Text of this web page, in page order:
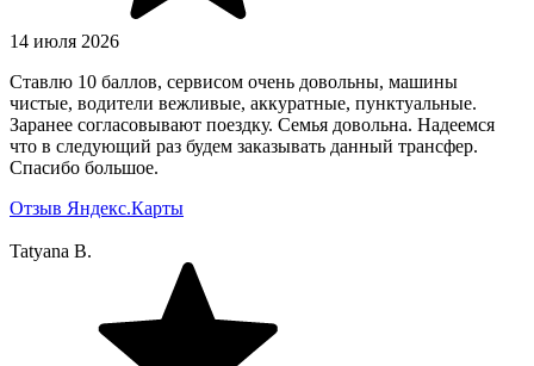
14 июля 2026
Ставлю 10 баллов, сервисом очень довольны, машины
чистые, водители вежливые, аккуратные, пунктуальные.
Заранее согласовывают поездку. Семья довольна. Надеемся
что в следующий раз будем заказывать данный трансфер.
Спасибо большое.
Отзыв Яндекс.Карты
Tatyana B.